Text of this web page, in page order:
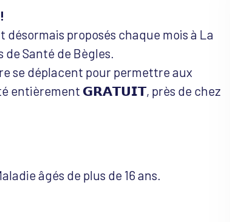
désormais proposés chaque mois à La
de Santé de Bègles.
se déplacent pour permettre aux
entièrement 𝗚𝗥𝗔𝗧𝗨𝗜𝗧, près de chez
âgés de plus de 16 ans.